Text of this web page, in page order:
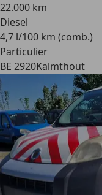
22.000 km
Diesel
4,7 l/100 km (comb.)
Particulier
BE 2920Kalmthout